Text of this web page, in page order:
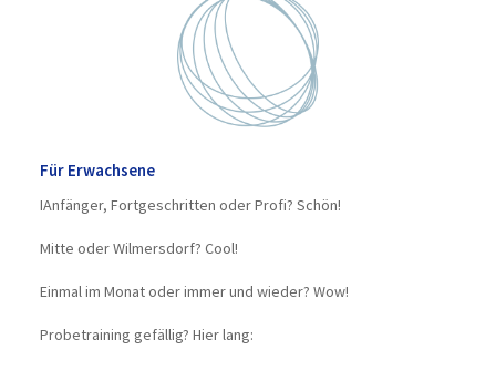
Für Erwachsene
IAnfänger, Fortgeschritten oder Profi? Schön!
Mitte oder Wilmersdorf? Cool!
Einmal im Monat oder immer und wieder? Wow!
Probetraining gefällig? Hier lang: